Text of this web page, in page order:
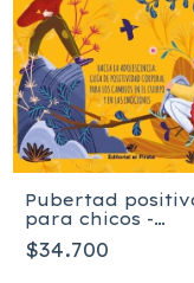
Pubertad
para chicos -
Bárbara
$34.700